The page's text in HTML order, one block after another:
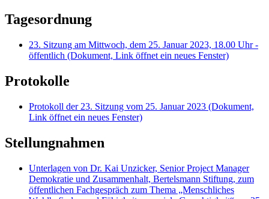
Tagesordnung
23. Sitzung am Mittwoch, dem 25. Januar 2023, 18.00 Uhr -
öffentlich (Dokument, Link öffnet ein neues Fenster)
Protokolle
Protokoll der 23. Sitzung vom 25. Januar 2023 (Dokument,
Link öffnet ein neues Fenster)
Stellungnahmen
Unterlagen von Dr. Kai Unzicker, Senior Project Manager
Demokratie und Zusammenhalt, Bertelsmann Stiftung, zum
öffentlichen Fachgespräch zum Thema „Menschliches